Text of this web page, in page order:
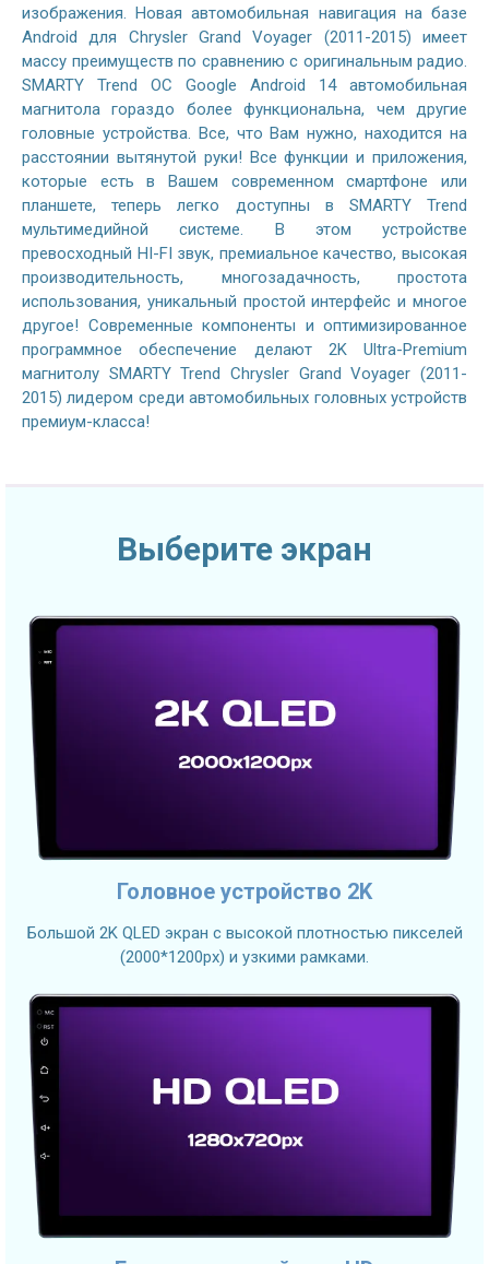
изображения. Новая автомобильная навигация на базе
Android для Chrysler Grand Voyager (2011-2015) имеет
массу преимуществ по сравнению с оригинальным радио.
SMARTY Trend ОС Google Android 14 автомобильная
магнитола гораздо более функциональна, чем другие
головные устройства. Все, что Вам нужно, находится на
расстоянии вытянутой руки! Все функции и приложения,
которые есть в Вашем современном смартфоне или
планшете, теперь легко доступны в SMARTY Trend
мультимедийной системе. В этом устройстве
превосходный HI-FI звук, премиальное качество, высокая
производительность, многозадачность, простота
использования, уникальный простой интерфейс и многое
другое! Современные компоненты и оптимизированное
программное обеспечение делают 2K Ultra-Premium
магнитолу SMARTY Trend Chrysler Grand Voyager (2011-
2015) лидером среди автомобильных головных устройств
премиум-класса!
Выберите экран
Головное устройство 2K
Большой 2K QLED экран с высокой плотностью пикселей
(2000*1200px) и узкими рамками.